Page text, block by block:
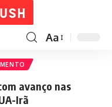
Aa
avanço nas
Irã